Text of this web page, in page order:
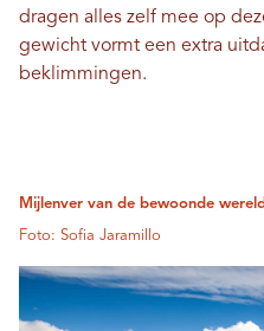
dragen alles zelf mee op
gewicht vormt een extra
beklimmingen.
Mijlenver van de bewoonde
Foto: Sofia Jaramillo